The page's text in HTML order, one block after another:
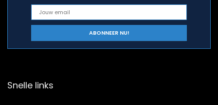
Snelle links